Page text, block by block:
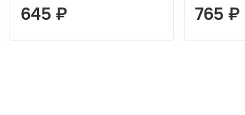
645 ₽ 765 ₽